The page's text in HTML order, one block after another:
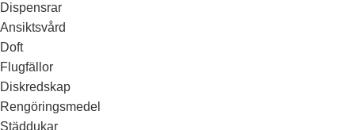
Dispensrar
Ansiktsvård
Doft
Flugfällor
Diskredskap
Rengöringsmedel
Städdukar